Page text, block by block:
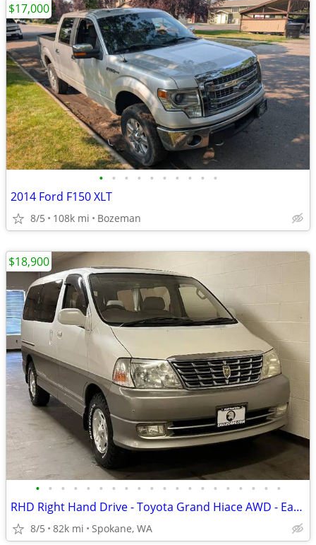
• • • • • • • • • •
2014 Ford F150 XLT
8/5 108k mi Bozeman
$17,000
• • • • • • • • • • • • • • • • • • • •
RHD Right Hand Drive - Toyota Grand Hiace AWD - EagleCars.com
8/5 82k mi Spokane, WA
$18,900